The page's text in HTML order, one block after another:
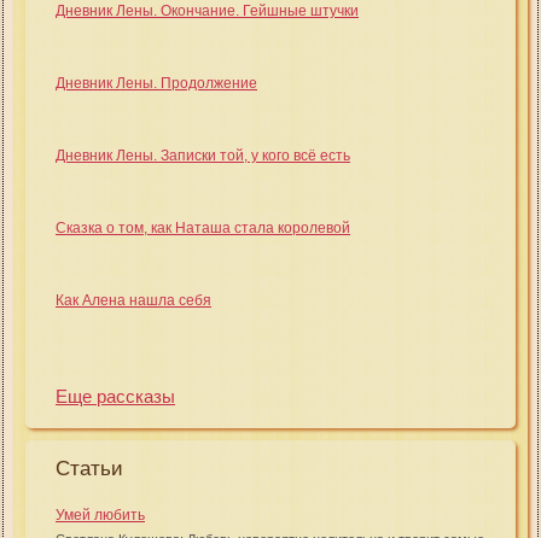
Дневник Лены. Окончание. Гейшные штучки
Дневник Лены. Продолжение
Дневник Лены. Записки той, у кого всё есть
Сказка о том, как Наташа стала королевой
Как Алена нашла себя
Еще рассказы
Статьи
Умей любить